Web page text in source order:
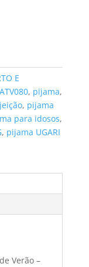
E
ATV080, pijama,
, pijama
para idosos,
, pijama UGARI
Verão –